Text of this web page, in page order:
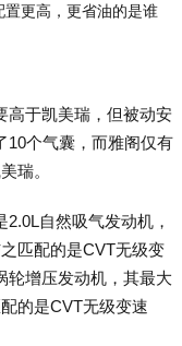
高于凯美瑞，但被动安
10个气囊，而雅阁仅有
瑞。
自然吸气发动机，
匹配的是CVT无级变
轮增压发动机，其最大
的是CVT无级变速